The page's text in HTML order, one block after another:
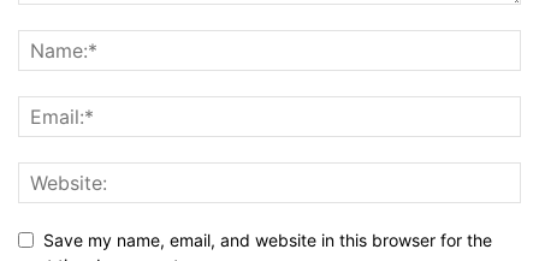
Save my name, email, and website in this browser for the